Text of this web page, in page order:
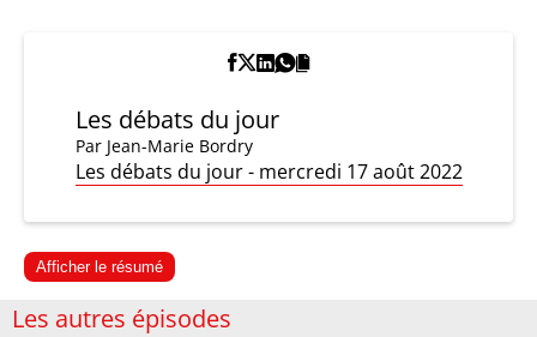
Les débats du jour
Par Jean-Marie Bordry
Les débats du jour - mercredi 17 août 2022
Afficher le résumé
Les autres épisodes